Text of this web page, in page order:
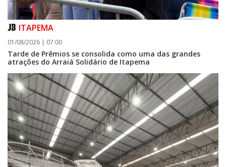
05/08/2026 | 07:00
Curta-metragem navegantino estreia no Cineteatro Carecão com debate
sobre direitos da mulher
ITAPEMA
01/08/2026 | 07:00
Tarde de Prêmios se consolida como uma das grandes
atrações do Arraiá Solidário de Itapema